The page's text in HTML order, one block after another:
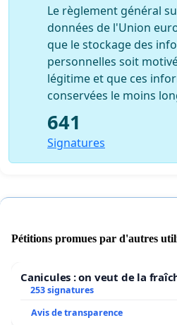
son encontre le dissuade de
Que le droit de détention
commercial d'animaux peut
d'animaux lui soit
Les lois existent mais ne sont
dans le domaine animalier.
Nous ne pouvons pas croire
insensible à notre appel.
Le règlement général
données de l'Union
que le stockage des
personnelles soit
légitime et que ces
conservées le moins
641
Signatures
Pétitions promues par d'autres
Canicules : on veut de la
253 signatures
Avis de transparence